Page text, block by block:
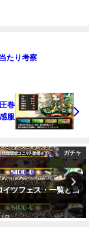
たり考察
巻
服
ガチャ
ガチャ 評価＆当たりユ
チケット交換考察あ